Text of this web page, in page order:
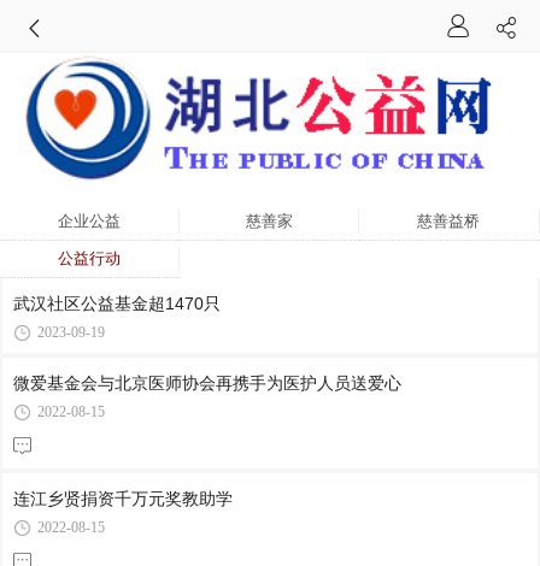
企业公益 慈善家 慈善益桥
公益行动
武汉社区公益基金超1470只
2023-09-19
微爱基金会与北京医师协会再携手为医护人员送爱心
2022-08-15
连江乡贤捐资千万元奖教助学
2022-08-15